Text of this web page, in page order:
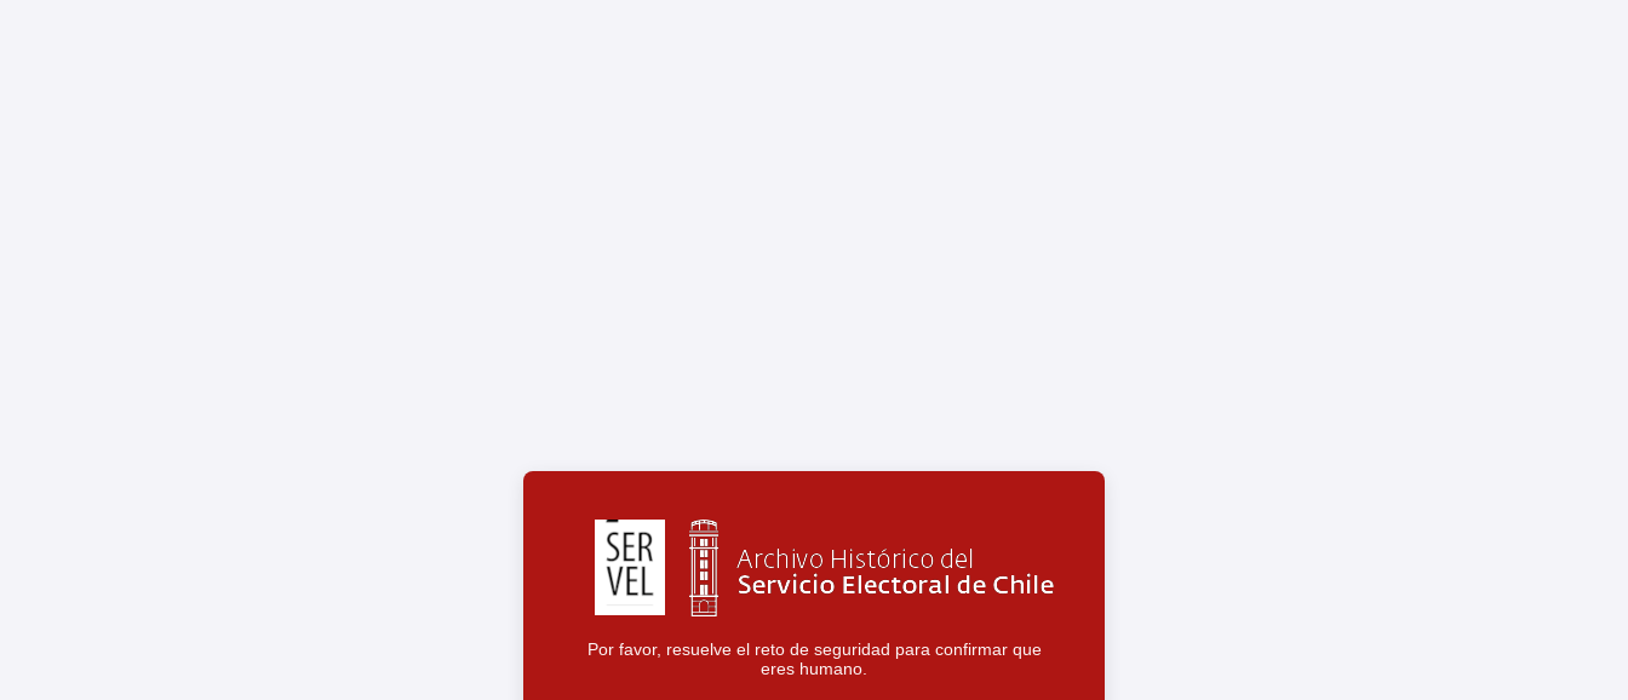
Por favor, resuelve el reto de seguridad para confirmar que
eres humano.